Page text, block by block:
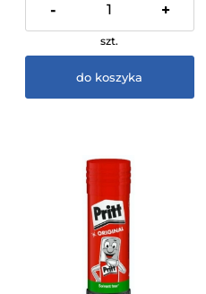
- +
szt.
do koszyka